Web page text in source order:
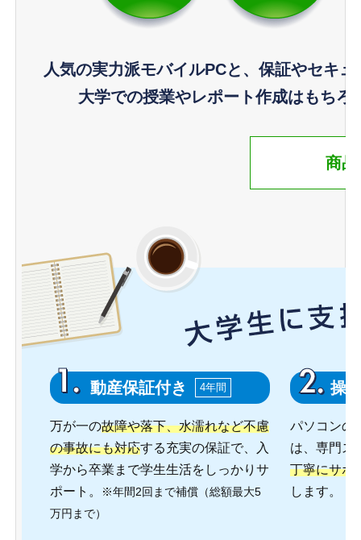
人気の実力派モバイルPCと、保証やセキ
大学での授業やレポート作成はもち
商
動産保証付き 4年間
万が一の故障や落下、水濡れなど不慮
の事故にも対応する充実の保証で、入
学から卒業まで学生生活をしっかりサ
ポート。
※年間2回まで補償（総額最大5
万円まで）
操
パソコンの
は、専門ス
丁寧にサポ
します。